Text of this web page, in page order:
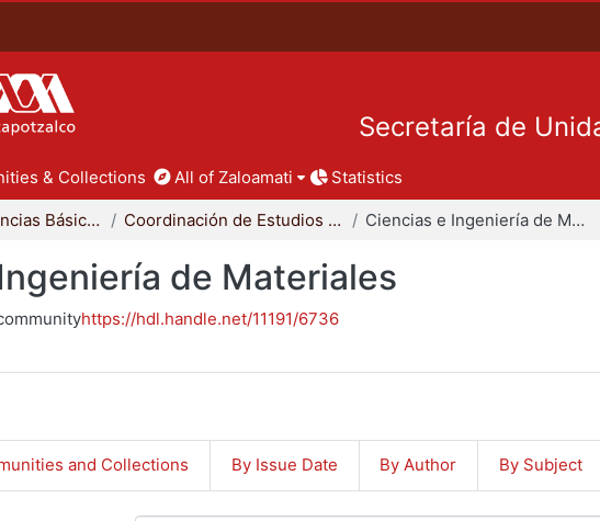
Secretaría de
& Collections All of Zaloamati Statistics
División de Ciencias Básicas e Ingeniería Coordinación de Estudios de Posgrado - CBI Ciencias e Ingeniería de Materiales
de Materiales
https://hdl.handle.net/11191/6736
and Collections By Issue Date By Author By Subject